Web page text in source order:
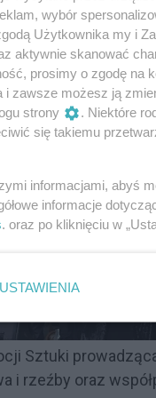
Sztuki
i rzeźby oraz
wybór
Użytkownika my i
aktywnie skanować
prosimy o zgodę na
i zawsze możesz ją
strony
. Niektóre
się takiemu
informacjami, abyś
informacje
. oraz po kliknięciu w
USTAWIENIA